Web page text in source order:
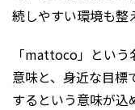
続しやすい環境も整
「mattoco」とい
意味と、身近な目標
するという意味が込